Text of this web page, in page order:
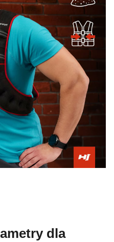
dla